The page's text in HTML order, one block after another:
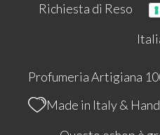
Richiesta di Reso
Profumeria Artigiana
Made in Italy &